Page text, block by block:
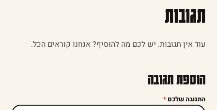
תגובות
עוד אין תגובות. יש לכם מה להוסיף? אנחנו קוראים הכל.
הוספת תגובה
התגובה שלכם *